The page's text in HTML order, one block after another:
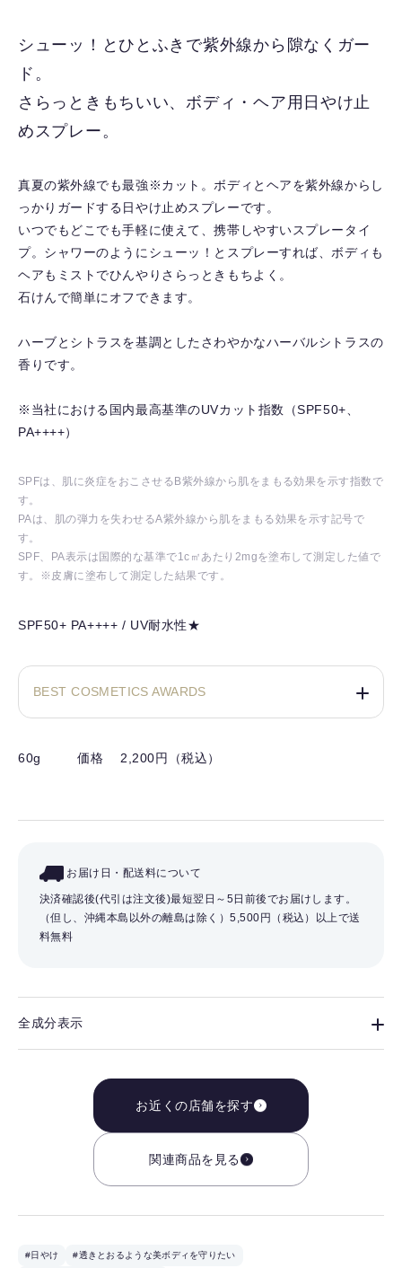
解
シューッ！とひとふきで紫外線から隙なくガー
ド。
さらっときもちいい、ボディ・ヘア用日やけ止
めスプレー。
真夏の紫外線でも最強※カット。ボディとヘアを紫外線からし
っかりガードする日やけ止めスプレーです。
いつでもどこでも手軽に使えて、携帯しやすいスプレータイ
プ。シャワーのようにシューッ！とスプレーすれば、ボディも
ヘアもミストでひんやりさらっときもちよく。
石けんで簡単にオフできます。
ハーブとシトラスを基調としたさわやかなハーバルシトラスの
香りです。
※当社における国内最高基準のUVカット指数（SPF50+、
PA++++）
SPFは、肌に炎症をおこさせるB紫外線から肌をまもる効果を示す指数で
す。
PAは、肌の弾力を失わせるA紫外線から肌をまもる効果を示す記号で
す。
SPF、PA表示は国際的な基準で1c㎡あたり2mgを塗布して測定した値で
す。※皮膚に塗布して測定した結果です。
SPF50+ PA++++ / UV耐水性★
BEST COSMETICS AWARDS
60g 価格 2,200円（税込）
お届け日・配送料について
決済確認後(代引は注文後)最短翌日～5日前後でお届けします。
（但し、沖縄本島以外の離島は除く）5,500円（税込）以上で送
料無料
全成分表示
お近くの店舗を探す
関連商品を見る
#日やけ #透きとおるような美ボディを守りたい